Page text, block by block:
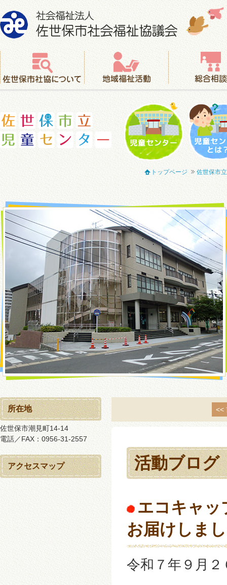
社会福祉法人 佐世保市社会福祉協議会
佐世保市社協について
地域福祉活動 総合相談
佐世保市立児童センター
トップページ
佐世保市
<<
活動ブログ
エコキャ
お届けしま
令和７年９月２
所在地
佐世保市潮見町14-14
電話／FAX：0956-31-2557
アクセスマップ